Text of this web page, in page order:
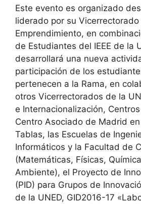
Este evento es organizado
liderado por su
Emprendimiento, en
de Estudiantes del IEEE de la
desarrollará una nueva
participación de los
pertenecen a la Rama, en
otros Vicerrectorados de la
e Internacionalización,
Centro Asociado de Madrid
Tablas, las Escuelas de
Informáticos y la Facultad de
(Matemáticas, Físicas,
Ambiente), el Proyecto de
(PID) para Grupos de
de la UNED, GID2016-17